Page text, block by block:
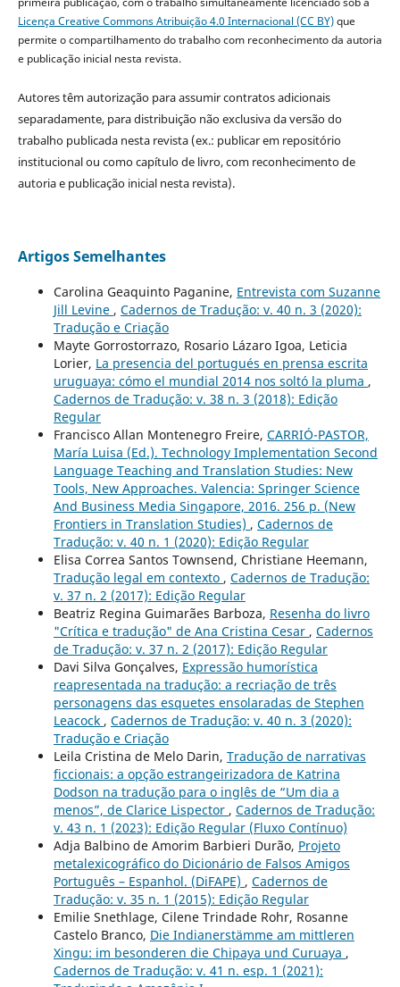
Licença Creative Commons Atribuição 4.0 Internacional (CC BY)que
permite o compartilhamento do trabalho com reconhecimento da autoria
e publicação inicial nesta revista.
Autores têm autorização para assumir contratos adicionais
separadamente, para distribuição não exclusiva da versão do
trabalho publicada nesta revista (ex.: publicar em repositório
institucional ou como capítulo de livro, com reconhecimento de
autoria e publicação inicial nesta revista).
Artigos Semelhantes
Carolina Geaquinto Paganine, Entrevista com Suzanne
Jill Levine , Cadernos de Tradução: v. 40 n. 3 (2020):
Tradução e Criação
Mayte Gorrostorrazo, Rosario Lázaro Igoa, Leticia
Lorier, La presencia del portugués en prensa escrita
uruguaya: cómo el mundial 2014 nos soltó la pluma ,
Cadernos de Tradução: v. 38 n. 3 (2018): Edição
Regular
Francisco Allan Montenegro Freire, CARRIÓ-PASTOR,
María Luisa (Ed.). Technology Implementation Second
Language Teaching and Translation Studies: New
Tools, New Approaches. Valencia: Springer Science
And Business Media Singapore, 2016. 256 p. (New
Frontiers in Translation Studies) , Cadernos de
Tradução: v. 40 n. 1 (2020): Edição Regular
Elisa Correa Santos Townsend, Christiane Heemann,
Tradução legal em contexto , Cadernos de Tradução:
v. 37 n. 2 (2017): Edição Regular
Beatriz Regina Guimarães Barboza, Resenha do livro
"Crítica e tradução" de Ana Cristina Cesar , Cadernos
de Tradução: v. 37 n. 2 (2017): Edição Regular
Davi Silva Gonçalves, Expressão humorística
reapresentada na tradução: a recriação de três
personagens das esquetes ensolaradas de Stephen
Leacock , Cadernos de Tradução: v. 40 n. 3 (2020):
Tradução e Criação
Leila Cristina de Melo Darin, Tradução de narrativas
ficcionais: a opção estrangeirizadora de Katrina
Dodson na tradução para o inglês de “Um dia a
menos”, de Clarice Lispector , Cadernos de Tradução:
v. 43 n. 1 (2023): Edição Regular (Fluxo Contínuo)
Adja Balbino de Amorim Barbieri Durão, Projeto
metalexicográfico do Dicionário de Falsos Amigos
Português – Espanhol. (DiFAPE) , Cadernos de
Tradução: v. 35 n. 1 (2015): Edição Regular
Emilie Snethlage, Cilene Trindade Rohr, Rosanne
Castelo Branco, Die Indianerstämme am mittleren
Xingu: im besonderen die Chipaya und Curuaya ,
Cadernos de Tradução: v. 41 n. esp. 1 (2021):